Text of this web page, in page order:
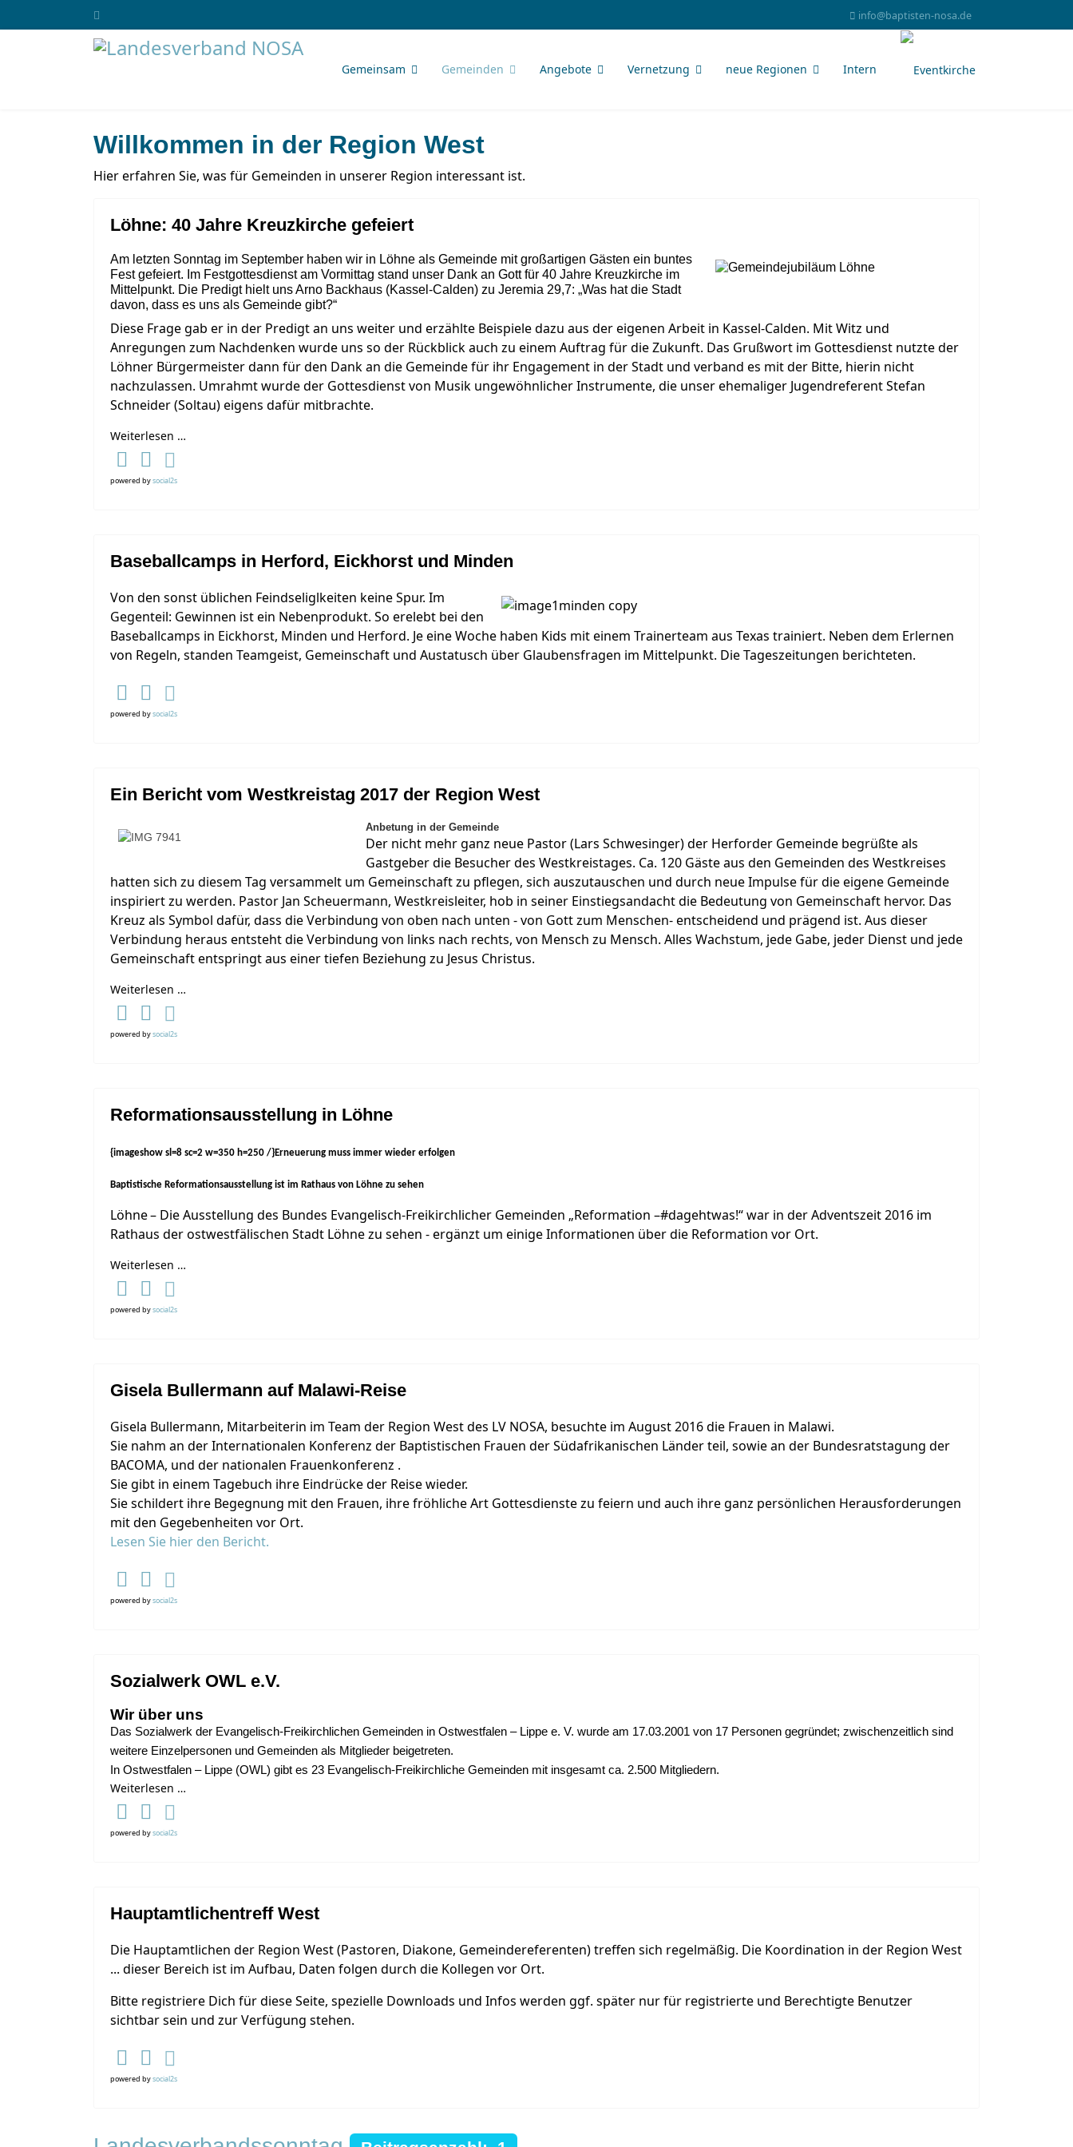
info@baptisten-nosa.de
Gemeinsam Gemeinden Angebote Vernetzung neue Regionen Intern
Willkommen in der Region West
Hier erfahren Sie, was für Gemeinden in unserer Region interessant ist.
Löhne: 40 Jahre Kreuzkirche gefeiert
Am letzten Sonntag im September haben wir in Löhne als Gemeinde mit großartigen Gästen ein buntes
Fest gefeiert. Im Festgottesdienst am Vormittag stand unser Dank an Gott für 40 Jahre Kreuzkirche im
Mittelpunkt. Die Predigt hielt uns Arno Backhaus (Kassel-Calden) zu Jeremia 29,7: „Was hat die Stadt
davon, dass es uns als Gemeinde gibt?“
Diese Frage gab er in der Predigt an uns weiter und erzählte Beispiele dazu aus der eigenen Arbeit in Kassel-Calden. Mit Witz und
Anregungen zum Nachdenken wurde uns so der Rückblick auch zu einem Auftrag für die Zukunft. Das Grußwort im Gottesdienst nutzte der
Löhner Bürgermeister dann für den Dank an die Gemeinde für ihr Engagement in der Stadt und verband es mit der Bitte, hierin nicht
nachzulassen. Umrahmt wurde der Gottesdienst von Musik ungewöhnlicher Instrumente, die unser ehemaliger Jugendreferent Stefan
Schneider (Soltau) eigens dafür mitbrachte.
Weiterlesen …
powered bysocial2s
Baseballcamps in Herford, Eickhorst und Minden
Von den sonst üblichen Feindseliglkeiten keine Spur. Im
Gegenteil: Gewinnen ist ein Nebenprodukt. So erelebt bei den
Baseballcamps in Eickhorst, Minden und Herford. Je eine Woche haben Kids mit einem Trainerteam aus Texas trainiert. Neben dem Erlernen
von Regeln, standen Teamgeist, Gemeinschaft und Austatusch über Glaubensfragen im Mittelpunkt. Die Tageszeitungen berichteten.
powered bysocial2s
Ein Bericht vom Westkreistag 2017 der Region West
Anbetung in der Gemeinde
Der nicht mehr ganz neue Pastor (Lars Schwesinger) der Herforder Gemeinde begrüßte als
Gastgeber die Besucher des Westkreistages. Ca. 120 Gäste aus den Gemeinden des Westkreises
hatten sich zu diesem Tag versammelt um Gemeinschaft zu pflegen, sich auszutauschen und durch neue Impulse für die eigene Gemeinde
inspiriert zu werden. Pastor Jan Scheuermann, Westkreisleiter, hob in seiner Einstiegsandacht die Bedeutung von Gemeinschaft hervor. Das
Kreuz als Symbol dafür, dass die Verbindung von oben nach unten - von Gott zum Menschen- entscheidend und prägend ist. Aus dieser
Verbindung heraus entsteht die Verbindung von links nach rechts, von Mensch zu Mensch. Alles Wachstum, jede Gabe, jeder Dienst und jede
Gemeinschaft entspringt aus einer tiefen Beziehung zu Jesus Christus.
Weiterlesen …
powered bysocial2s
Reformationsausstellung in Löhne
{imageshow sl=8 sc=2 w=350 h=250 /}Erneuerung muss immer wieder erfolgen
Baptistische Reformationsausstellung ist im Rathaus von Löhne zu sehen
Löhne – Die Ausstellung des Bundes Evangelisch-Freikirchlicher Gemeinden „Reformation –#dagehtwas!“ war in der Adventszeit 2016 im
Rathaus der ostwestfälischen Stadt Löhne zu sehen - ergänzt um einige Informationen über die Reformation vor Ort.
Weiterlesen …
powered bysocial2s
Gisela Bullermann auf Malawi-Reise
Gisela Bullermann, Mitarbeiterin im Team der Region West des LV NOSA, besuchte im August 2016 die Frauen in Malawi.
Sie nahm an der Internationalen Konferenz der Baptistischen Frauen der Südafrikanischen Länder teil, sowie an der Bundesratstagung der
BACOMA, und der nationalen Frauenkonferenz .
Sie gibt in einem Tagebuch ihre Eindrücke der Reise wieder.
Sie schildert ihre Begegnung mit den Frauen, ihre fröhliche Art Gottesdienste zu feiern und auch ihre ganz persönlichen Herausforderungen
mit den Gegebenheiten vor Ort.
Lesen Sie hier den Bericht.
powered bysocial2s
Sozialwerk OWL e.V.
Wir über uns
Das Sozialwerk der Evangelisch-Freikirchlichen Gemeinden in Ostwestfalen – Lippe e. V. wurde am 17.03.2001 von 17 Personen gegründet; zwischenzeitlich sind
weitere Einzelpersonen und Gemeinden als Mitglieder beigetreten.
In Ostwestfalen – Lippe (OWL) gibt es 23 Evangelisch-Freikirchliche Gemeinden mit insgesamt ca. 2.500 Mitgliedern.
Weiterlesen …
powered bysocial2s
Hauptamtlichentreff West
Die Hauptamtlichen der Region West (Pastoren, Diakone, Gemeindereferenten) treffen sich regelmäßig. Die Koordination in der Region West
... dieser Bereich ist im Aufbau, Daten folgen durch die Kollegen vor Ort.
Bitte registriere Dich für diese Seite, spezielle Downloads und Infos werden ggf. später nur für registrierte und Berechtigte Benutzer
sichtbar sein und zur Verfügung stehen.
powered bysocial2s